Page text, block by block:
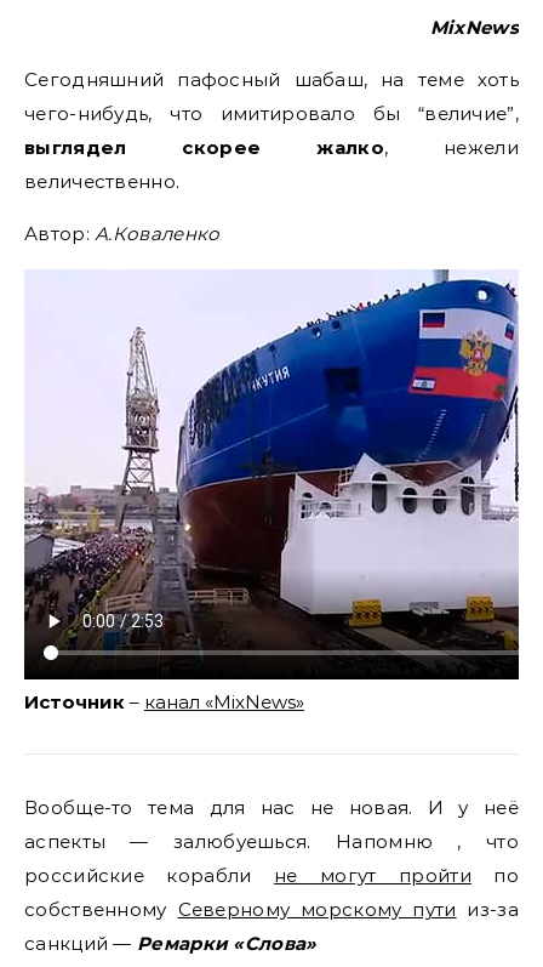
MixNews
Сегодняшний пафосный шабаш, на теме хоть
чего-нибудь, что имитировало бы “величие”,
выглядел скорее жалко, нежели
величественно.
Автор:А.Коваленко
Источник – канал «MixNews»
Вообще-то тема для нас не новая. И у неё
аспекты — залюбуешься. Напомню , что
российские корабли не могут пройти по
собственному Северному морскому пути из-за
санкций — Ремарки «Слова»